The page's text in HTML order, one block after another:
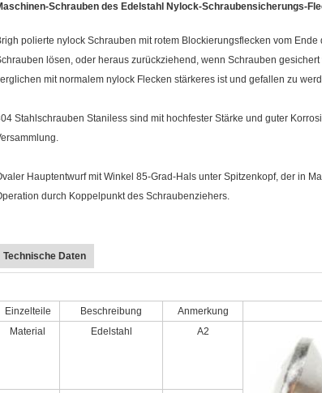
Schrauben des Edelstahl Nylock-Schraubensicherungs-
polierte nylock Schrauben mit rotem Blockierungsflecken vom
lösen, oder heraus zurückziehend, wenn Schrauben
mit normalem nylock Flecken stärkeres ist und gefallen zu
Stahlschrauben Staniless sind mit hochfester Stärke und guter
Hauptentwurf mit Winkel 85-Grad-Hals unter Spitzenkopf, der in
durch Koppelpunkt des Schraubenziehers.
Technische Daten
Einzelteile Beschreibung Anmerkung
Material
Edelstahl A2